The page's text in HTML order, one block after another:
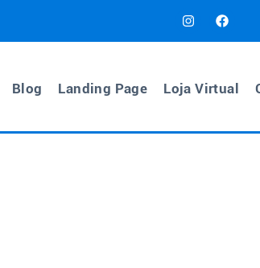
Blog Landing Page Loja Virtual